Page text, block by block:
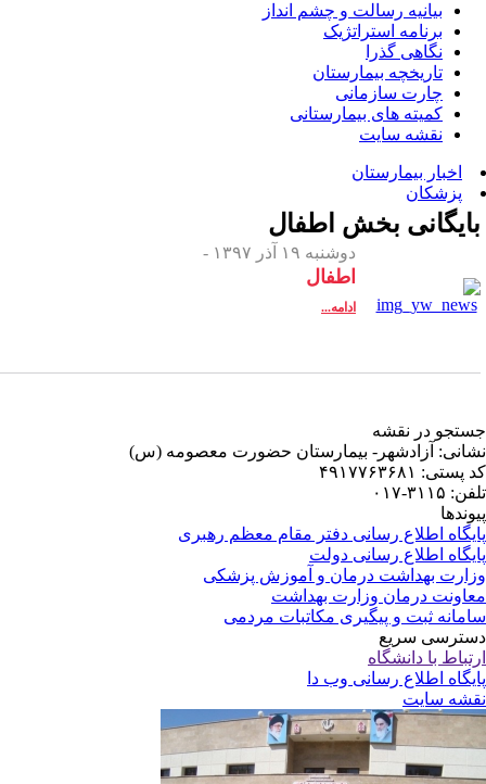
بیانیه رسالت و چشم انداز
برنامه استراتژیک
نگاهی گذرا
تاریخچه بیمارستان
چارت سازمانی
کمیته های بیمارستانی
نقشه سایت
اخبار بیمارستان
پزشکان
بخشاطفال
دوشنبه ۱۹ آذر ۱۳۹۷ -
اطفال
ادامه...
در نقشه
آزادشهر- بیمارستان حضورت معصومه (س)
۴۹۱۷۷۶۳۶۸۱
۳۱۱۵-۰۱۷
اطلاع رسانی دفتر مقام معظم رهبری
اطلاع رسانی دولت
بهداشت درمان و آموزش پزشکی
درمان وزارت بهداشت
ثبت و پیگیری مکاتبات مردمی
سریع
با دانشگاه
اطلاع رسانی وب دا
سایت